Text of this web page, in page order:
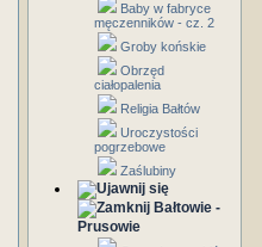
Baby w fabryce
męczenników - cz. 2
Groby końskie
Obrzęd
ciałopalenia
Religia Bałtów
Uroczystości
pogrzebowe
Zaślubiny
Bałtowie -
Prusowie